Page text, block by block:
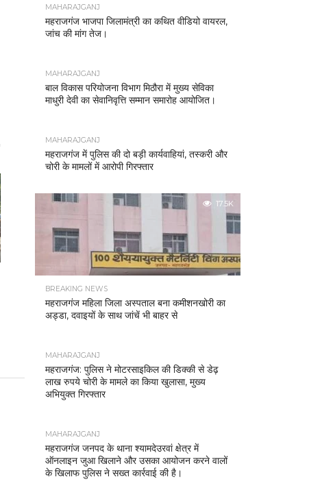
MAHARAJGANJ
महराजगंज भाजपा जिलामंत्री का कथित वीडियो वायरल,
जांच की मांग तेज।
MAHARAJGANJ
बाल विकास परियोजना विभाग मिठौरा में मुख्य सेविका
माधुरी देवी का सेवानिवृत्ति सम्मान समारोह आयोजित।
MAHARAJGANJ
महराजगंज में पुलिस की दो बड़ी कार्यवाहियां, तस्करी और
चोरी के मामलों में आरोपी गिरफ्तार
17.5K
BREAKING NEWS
महराजगंज महिला जिला अस्पताल बना कमीशनखोरी का
अड्डा, दवाइयों के साथ जांचें भी बाहर से
MAHARAJGANJ
महराजगंज: पुलिस ने मोटरसाइकिल की डिक्की से डेढ़
लाख रुपये चोरी के मामले का किया खुलासा, मुख्य
अभियुक्त गिरफ्तार
MAHARAJGANJ
महराजगंज जनपद के थाना श्यामदेउरवां क्षेत्र में
ऑनलाइन जुआ खिलाने और उसका आयोजन करने वालों
के खिलाफ पुलिस ने सख्त कार्रवाई की है।